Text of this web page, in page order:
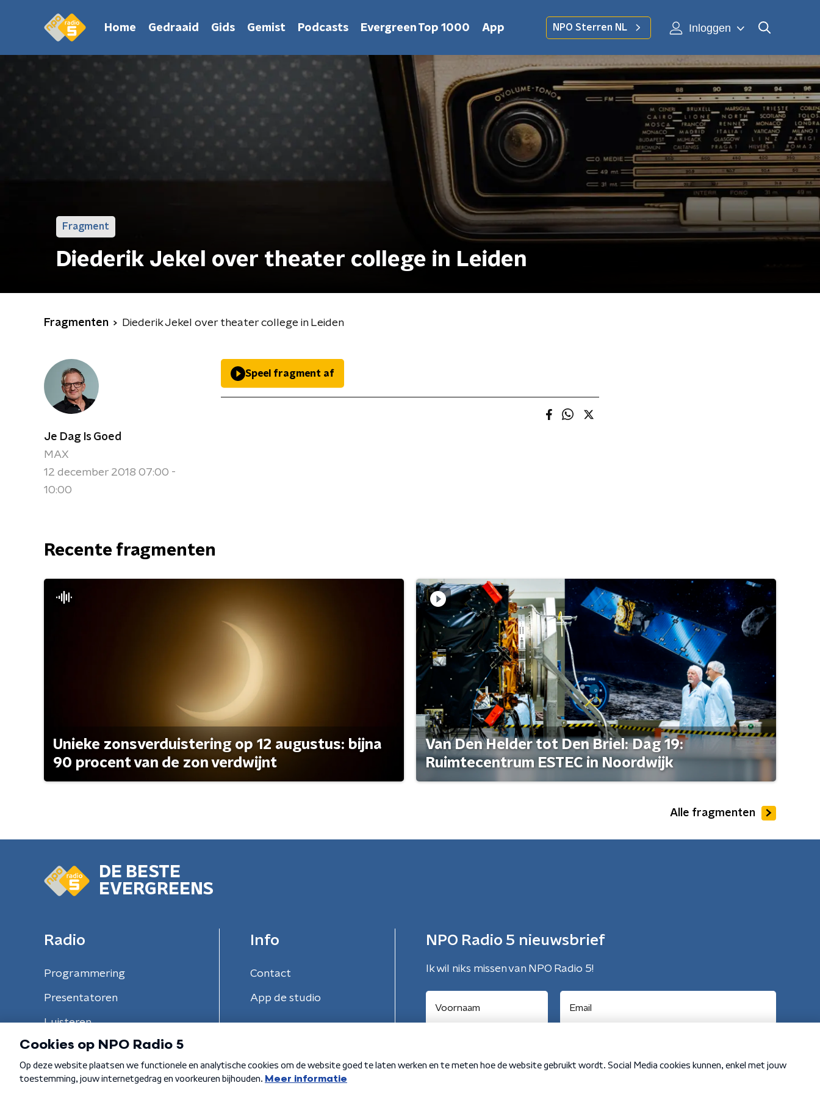
Home Gedraaid Gids Gemist Podcasts Evergreen Top 1000 App NPO Sterren NL Inloggen
Fragment
Diederik Jekel over theater college in Leiden
Fragmenten Diederik Jekel over theater college in Leiden
Je Dag Is Goed
MAX
12 december 2018 07:00 -
10:00
Speel fragment af
Recente fragmenten
Unieke zonsverduistering op 12 augustus: bijna
90 procent van de zon verdwijnt
Van Den Helder tot Den Briel: Dag 19:
Ruimtecentrum ESTEC in Noordwijk
Alle fragmenten
DE BESTE
EVERGREENS
Radio
Programmering
Presentatoren
Luisteren
Info
Contact
App de studio
NPO Radio 5 nieuwsbrief
Ik wil niks missen van NPO Radio 5!
Algemene voorwaarden Privacybeleid